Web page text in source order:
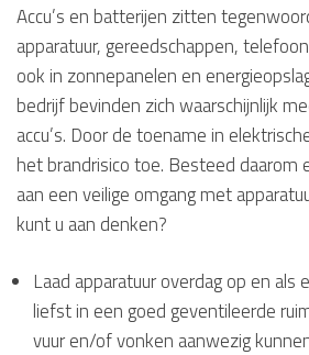
Accu’s en batterijen zitten
apparatuur, gereedschappen,
ook in zonnepanelen en
bedrijf bevinden zich waarschijnlijk
accu’s. Door de toename in
het brandrisico toe. Besteed daarom
aan een veilige omgang met
kunt u aan denken?
Laad apparatuur overdag op en als
liefst in een goed geventileerde
vuur en/of vonken aanwezig